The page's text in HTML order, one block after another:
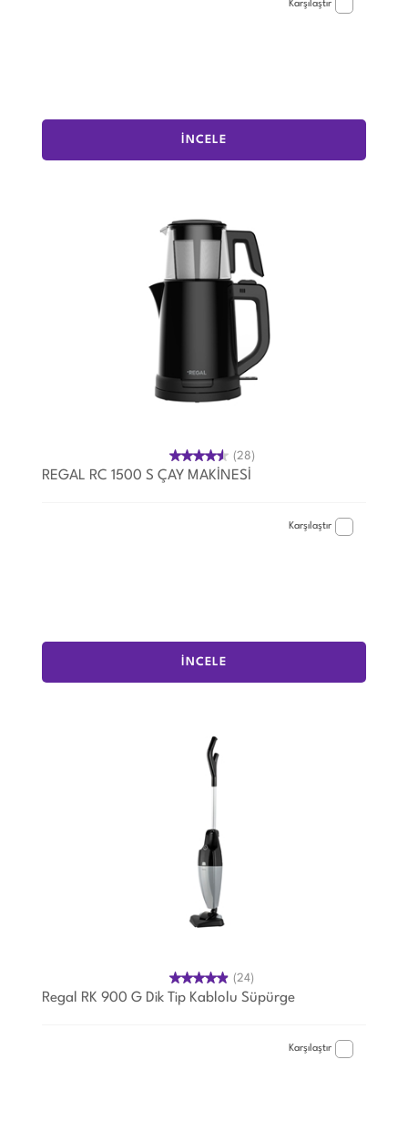
Karşılaştır
İNCELE
(28)
REGAL RC 1500 S ÇAY MAKİNESİ
Karşılaştır
İNCELE
(24)
Regal RK 900 G Dik Tip Kablolu Süpürge
Karşılaştır